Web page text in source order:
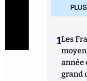
1Les
année
grand